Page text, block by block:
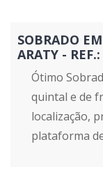
SOBRADO
ARATY -
Ótimo
quintal e de
localização,
plataforma